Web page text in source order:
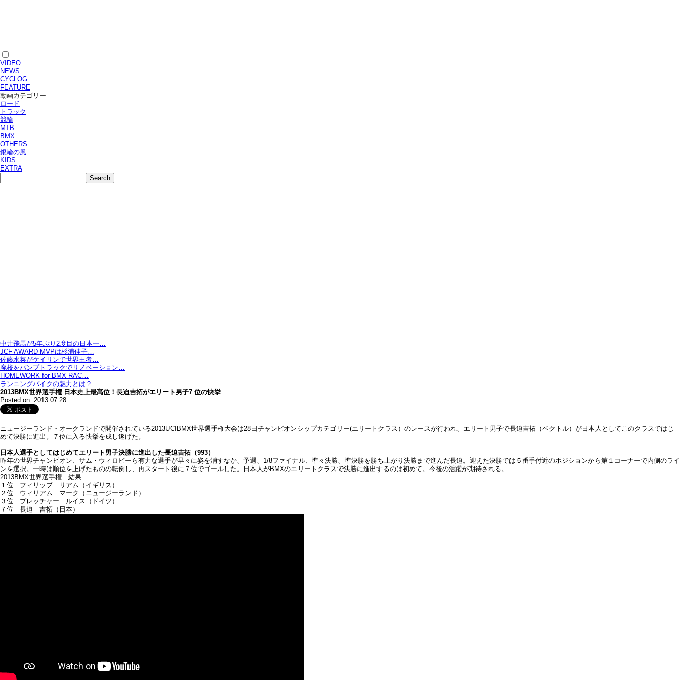
VIDEO
NEWS
CYCLOG
FEATURE
動画カテゴリー
ロード
トラック
競輪
MTB
BMX
OTHERS
銀輪の風
KIDS
EXTRA
中井飛馬が5年ぶり2度目の日本一…
JCF AWARD MVPは杉浦佳子…
佐藤水菜がケイリンで世界王者…
廃校をパンプトラックでリノベーション…
HOMEWORK for BMX RAC…
ランニングバイクの魅力とは？…
2013BMX世界選手権 日本史上最高位！長迫吉拓がエリート男子7 位の快挙
Posted on: 2013.07.28
ニュージーランド・オークランドで開催されている2013UCIBMX世界選手権大会は28日チャンピオンシップカテゴリー(エリートクラス）のレースが行われ、エリート男子で長迫吉拓（ベクトル）が日本人としてこのクラスではじ
めて決勝に進出。７位に入る快挙を成し遂げた。
日本人選手としてはじめてエリート男子決勝に進出した長迫吉拓（993）
昨年の世界チャンピオン、サム・ウィロビーら有力な選手が早々に姿を消すなか、予選、1/8ファイナル、準々決勝、準決勝を勝ち上がり決勝まで進んだ長迫。迎えた決勝では５番手付近のポジションから第１コーナーで内側のライ
ンを選択。一時は順位を上げたものの転倒し、再スタート後に７位でゴールした。日本人がBMXのエリートクラスで決勝に進出するのは初めて。今後の活躍が期待される。
2013BMX世界選手権 結果
１位 フィリップ リアム（イギリス）
２位 ウィリアム マーク（ニュージーランド）
３位 ブレッチャー ルイス（ドイツ）
７位 長迫 吉拓（日本）